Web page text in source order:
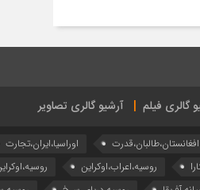
گالری فیلم آرشیو گالری تصاویر
افغانستان،طالبان،قدرت اوراسیا،ایران،تجارت
روسیه،اعراب،اوکراین